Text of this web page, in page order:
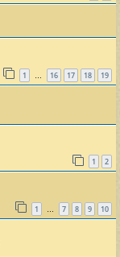
1 … 16 17 18 19
1 2
1 … 7 8 9 10